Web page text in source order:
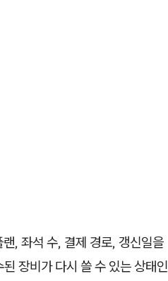
, 좌석 수, 결제 경로, 갱신일을
장비가 다시 쓸 수 있는 상태인